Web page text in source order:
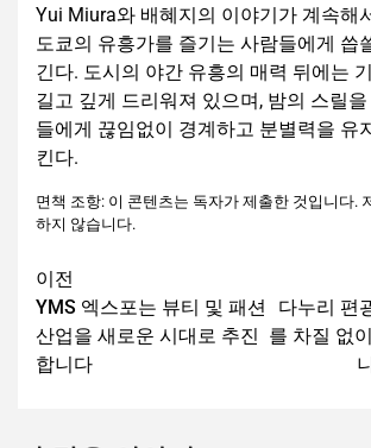
Yui Miura와 배혜지의 이야기가 계속해
도쿄의 유흥가를 즐기는 사람들에게 씁
긴다. 도시의 야간 유흥의 매력 뒤에는
길고 깊게 드리워져 있으며, 밤의 스릴
들에게 끊임없이 경계하고 분별력을 유
킨다.
면책 조항: 이 콘텐츠는 독자가 제출한 것입니다.
하지 않습니다.
이전
YMS 엑스포는 뷰티 및 패션
산업을 새로운 시대로 추진
합니다
다누리 편
를 차질 없